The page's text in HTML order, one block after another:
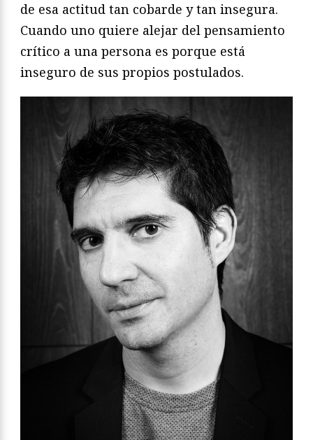
de esa actitud tan cobarde y tan insegura.
Cuando uno quiere alejar del pensamiento
crítico a una persona es porque está
inseguro de sus propios postulados.